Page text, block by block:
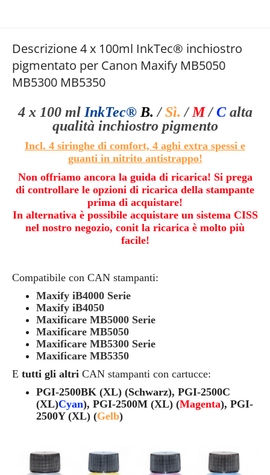
Descrizione 4 x 100ml InkTec® inchiostro
pigmentato per Canon Maxify MB5050
MB5300 MB5350
4 x 100 ml InkTec® B./Sì. /M/Calta
qualità inchiostro pigmento
Incl. 4 siringhe di comfort, 4 aghi extra spessi e
guanti in nitrito antistrappo!
Non offriamo ancora la guida di ricarica! Si prega
di controllare le opzioni di ricarica della stampante
prima di acquistare!
In alternativa è possibile acquistare un sistema CISS
nel nostro negozio, conit la ricarica è molto più
facile!
Compatibile con CAN stampanti:
Maxify iB4000 Serie
Maxify iB4050
Maxificare MB5000 Serie
Maxificare MB5050
Maxificare MB5300 Serie
Maxificare MB5350
E tutti gli altri CAN stampanti con cartucce:
PGI-2500BK (XL) (Schwarz), PGI-2500C
(XL)Cyan), PGI-2500M (XL) (Magenta), PGI-
2500Y (XL) (Gelb)